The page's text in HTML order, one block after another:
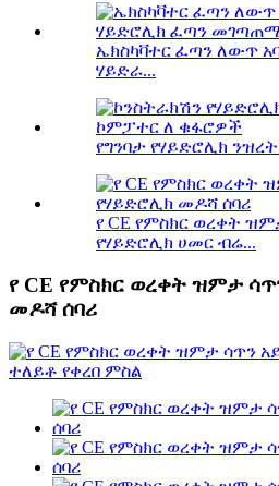
ኤክስካቫተር ፈጣን ለውጥ
ሃይድራ...
የግንባታ የሃይድሮሊክ
የ CE የምስክር ወረቀት
የሃይድሮሊክ ሀመር ብሬ...
የ CE የምስክር ወረቀት ዝምታ
መዶሻ ሰባሪ